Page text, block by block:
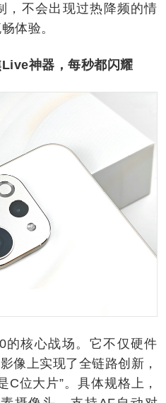
，不会出现过热降频的情
体验。
神器，每秒都闪耀
核心战场。它不仅硬件
像上实现了全链路创新，
C位大片”。具体规格上，